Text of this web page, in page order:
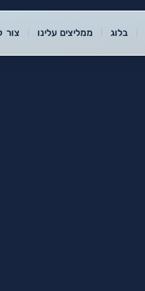
בלוג ממליצים עלינו צור